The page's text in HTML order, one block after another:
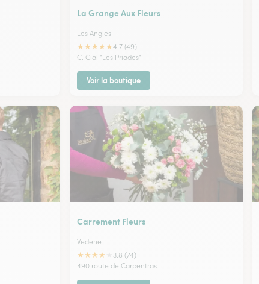
La Grange Aux Fleurs
Les Angles
★★★★★4.7 (49)
C. Cial "Les Priades"
Voir la boutique
Carrement Fleurs
Vedene
★★★★
3.8 (74)
490 route de Carpentras